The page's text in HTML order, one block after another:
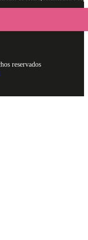
reservados